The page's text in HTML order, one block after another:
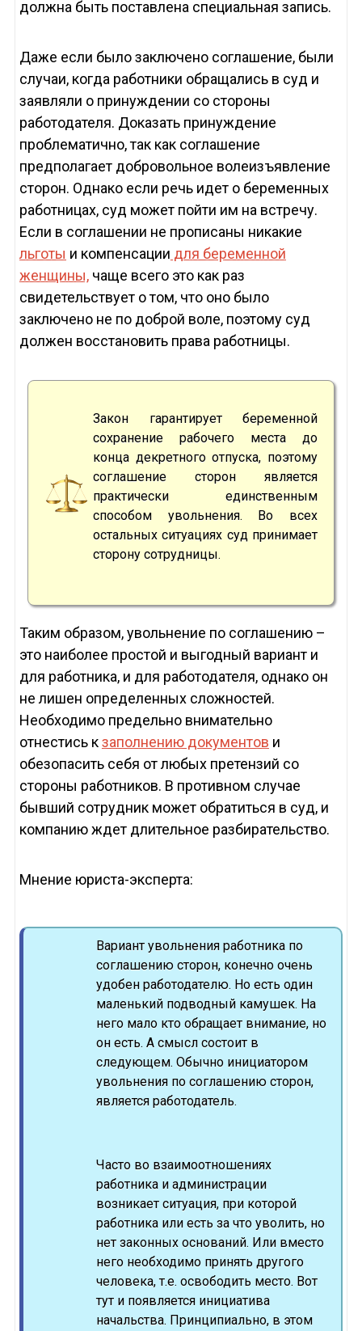
должна быть поставлена специальная запись.
Даже если было заключено соглашение, были
случаи, когда работники обращались в суд и
заявляли о принуждении со стороны
работодателя. Доказать принуждение
проблематично, так как соглашение
предполагает добровольное волеизъявление
сторон. Однако если речь идет о беременных
работницах, суд может пойти им на встречу.
Если в соглашении не прописаны никакие
льготы и компенсации для беременной
женщины,чаще всего это как раз
свидетельствует о том, что оно было
заключено не по доброй воле, поэтому суд
должен восстановить права работницы.
Закон гарантирует беременной
сохранение рабочего места до
конца декретного отпуска, поэтому
соглашение сторон является
практически единственным
способом увольнения. Во всех
остальных ситуациях суд принимает
сторону сотрудницы.
Таким образом, увольнение по соглашению –
это наиболее простой и выгодный вариант и
для работника, и для работодателя, однако он
не лишен определенных сложностей.
Необходимо предельно внимательно
отнестись кзаполнению документов и
обезопасить себя от любых претензий со
стороны работников. В противном случае
бывший сотрудник может обратиться в суд, и
компанию ждет длительное разбирательство.
Мнение юриста-эксперта:
Вариант увольнения работника по
соглашению сторон, конечно очень
удобен работодателю. Но есть один
маленький подводный камушек. На
него мало кто обращает внимание, но
он есть. А смысл состоит в
следующем. Обычно инициатором
увольнения по соглашению сторон,
является работодатель.
Часто во взаимоотношениях
работника и администрации
возникает ситуация, при которой
работника или есть за что уволить, но
нет законных оснований. Или вместо
него необходимо принять другого
человека, т.е. освободить место. Вот
тут и появляется инициатива
начальства. Принципиально, в этом